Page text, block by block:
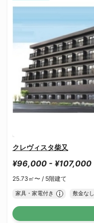
クレヴィスタ柴又
¥96,000 - ¥107,000
25.73㎡〜 / 5階建て
家具・家電付き 敷金なし